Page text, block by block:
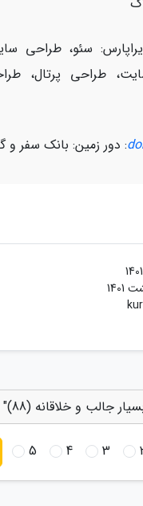
سئو، طراحی
طراحی پرتال،
: دور زمین: بانک سفر و
و خلاقانه (88)" امتیاز دهید
3
4
5